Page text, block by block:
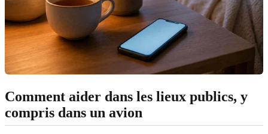
Comment aider dans les lieux publics, y
compris dans un avion